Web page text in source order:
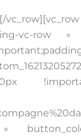
vc-row »
0px